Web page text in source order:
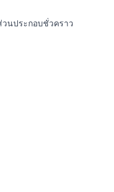
นประกอบชั่วคราว